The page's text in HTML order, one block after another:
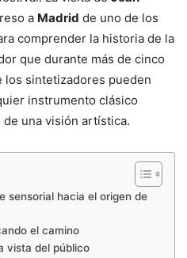
a Madrid de uno de los
comprender la historia de la
que durante más de cinco
los sintetizadores pueden
instrumento clásico
una visión artística.
sensorial hacia el origen de
el camino
vista del público